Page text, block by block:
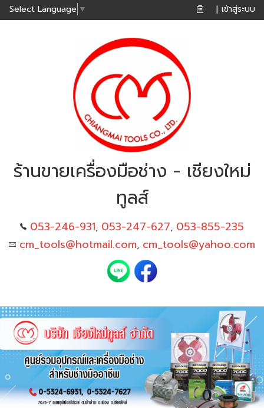
Select Language ▼ | เข้าสู่ระบบ
ร้านขายเครื่องมือช่าง - เชียงใหม่
ทูลส์
053-246-931, 053-247-627, 053-855-235
cm_tools@hotmail.com, cm_tools@yahoo.com